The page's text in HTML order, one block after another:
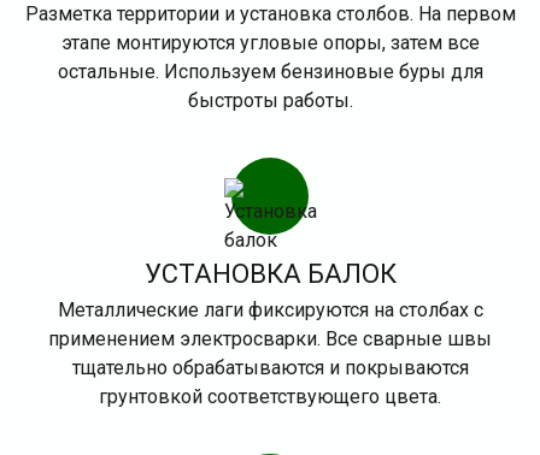
Разметка территории и установка столбов. На первом
этапе монтируются угловые опоры, затем все
остальные. Используем бензиновые буры для
быстроты работы.
УСТАНОВКА БАЛОК
Металлические лаги фиксируются на столбах с
применением электросварки. Все сварные швы
тщательно обрабатываются и покрываются
грунтовкой соответствующего цвета.